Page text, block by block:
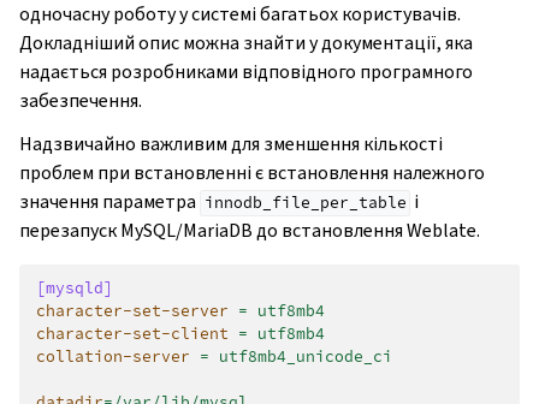
одночасну роботу у системі багатьох користувачів.
Докладніший опис можна знайти у документації, яка
надається розробниками відповідного програмного
забезпечення.
Надзвичайно важливим для зменшення кількості
проблем при встановленні є встановлення належного
значення параметра innodb_file_per_table і
перезапуск MySQL/MariaDB до встановлення Weblate.
[mysqld]
character-set-server = utf8mb4
character-set-client = utf8mb4
collation-server = utf8mb4_unicode_ci